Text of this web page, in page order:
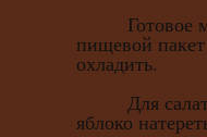
Готовое
пищевой
охладить.
Для салата
яблоко